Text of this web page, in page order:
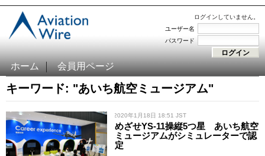
ログインしていません。
ユーザー名
パスワード
ホーム 会員用ページ
キーワード: "あいち航空ミュージアム"
/ 2020年1月18日 18:51 JST
めざせYS-11操縦5つ星 あいち航空
ミュージアムがシミュレーターで認
定